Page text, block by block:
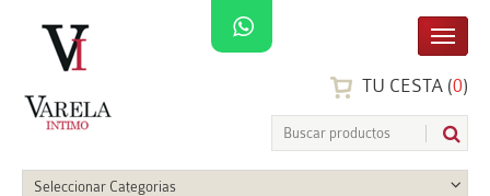
TU CESTA (0)
Seleccionar Categorias